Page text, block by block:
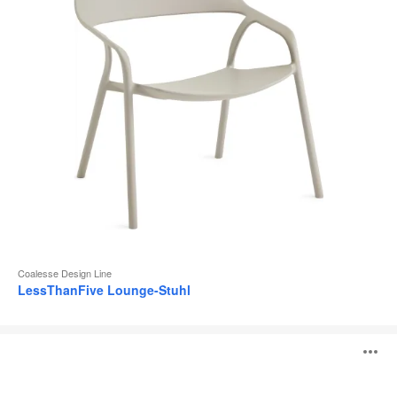
Coalesse Design Line
LessThanFive Lounge-Stuhl